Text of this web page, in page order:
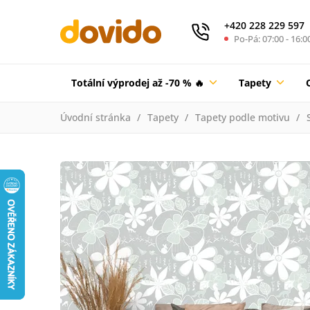
+420 228 229 597
Po-Pá: 07:00 -
Totální výprodej až -70 % 🔥 Tapety
Úvodní stránka Tapety Tapety podle motivu